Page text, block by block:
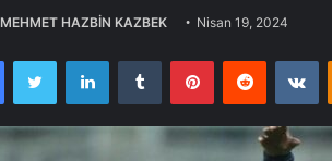
MEHMET HAZBİN KAZBEK Nisan 19, 2024
FacebookTwitter LinkedInTumblr PinterestReddit